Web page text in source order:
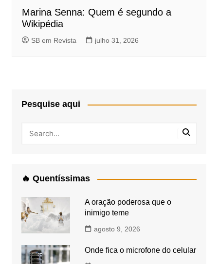
Marina Senna: Quem é segundo a
Wikipédia
SB em Revista julho 31, 2026
Pesquise aqui
🔥 Quentíssimas
A oração poderosa que o
inimigo teme
agosto 9, 2026
Onde fica o microfone do celular